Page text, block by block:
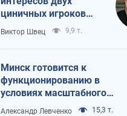
циничных игроков
или тайный план
Трампа и Путина?
Виктор Швец 9,9 т.
Минск готовится к
функционированию в
условиях масштабного
военного кризиса
Александр Левченко 15,3 т.